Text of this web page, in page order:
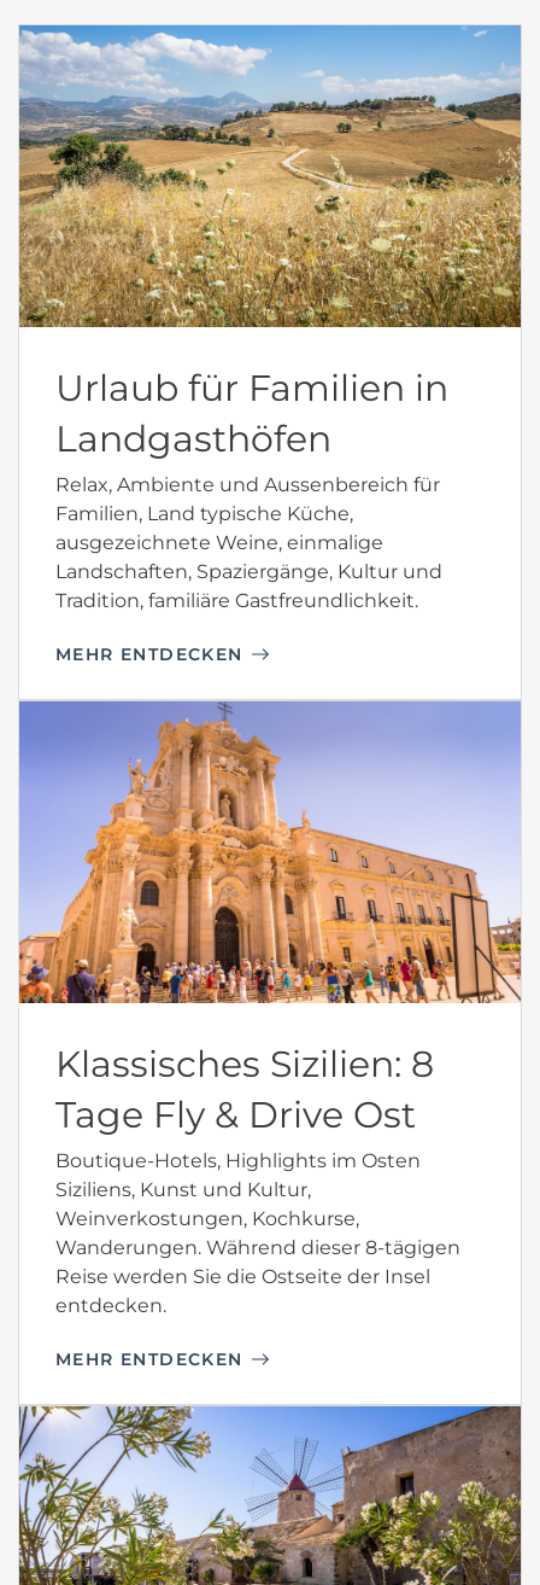
Urlaub für Familien in
Landgasthöfen
Relax, Ambiente und Aussenbereich für
Familien, Land typische Küche,
ausgezeichnete Weine, einmalige
Landschaften, Spaziergänge, Kultur und
Tradition, familiäre Gastfreundlichkeit.
MEHR ENTDECKEN
Klassisches Sizilien: 8
Tage Fly & Drive Ost
Boutique-Hotels, Highlights im Osten
Siziliens, Kunst und Kultur,
Weinverkostungen, Kochkurse,
Wanderungen. Während dieser 8-tägigen
Reise werden Sie die Ostseite der Insel
entdecken.
MEHR ENTDECKEN